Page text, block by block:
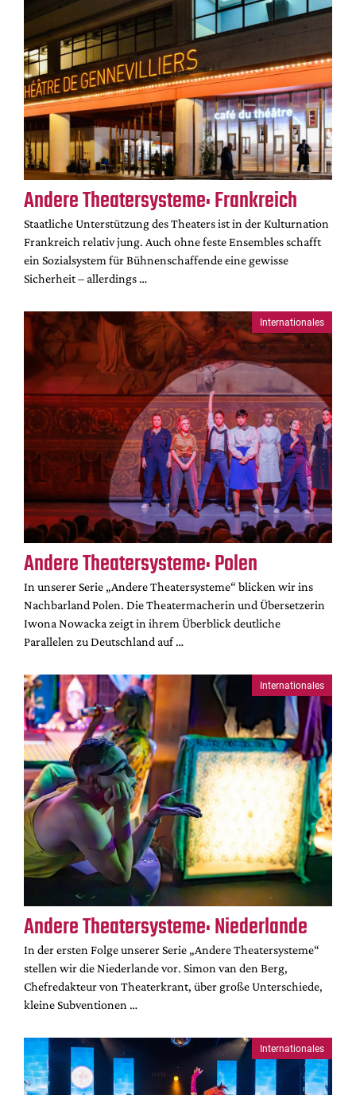
Andere Theatersysteme: Frankreich
Staatliche Unterstützung des Theaters ist in der Kulturnation
Frankreich relativ jung. Auch ohne feste Ensembles schafft
ein Sozialsystem für Bühnenschaffende eine gewisse
Sicherheit – allerdings …
Internationales
Andere Theatersysteme: Polen
In unserer Serie „Andere Theatersysteme“ blicken wir ins
Nachbarland Polen. Die Theatermacherin und Übersetzerin
Iwona Nowacka zeigt in ihrem Überblick deutliche
Parallelen zu Deutschland auf …
Internationales
Andere Theatersysteme: Niederlande
In der ersten Folge unserer Serie „Andere Theatersysteme“
stellen wir die Niederlande vor. Simon van den Berg,
Chefredakteur von Theaterkrant, über große Unterschiede,
kleine Subventionen …
Internationales